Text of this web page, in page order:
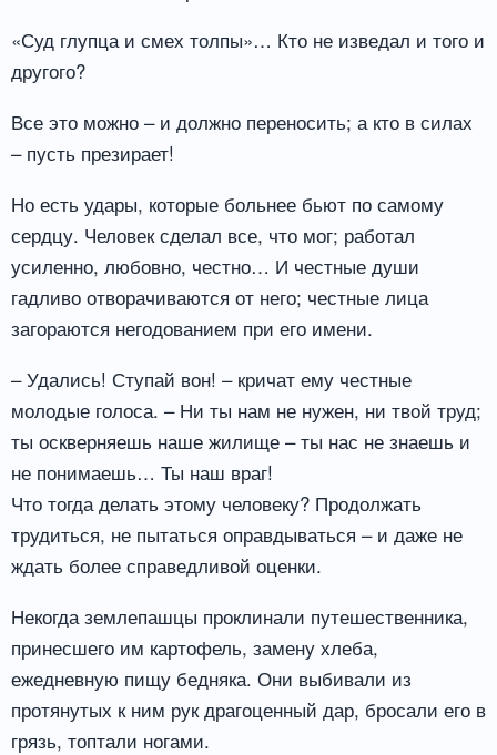
«Суд глупца и смех толпы»… Кто не изведал и того и
другого?
Все это можно – и должно переносить; а кто в силах
– пусть презирает!
Но есть удары, которые больнее бьют по самому
сердцу. Человек сделал все, что мог; работал
усиленно, любовно, честно… И честные души
гадливо отворачиваются от него; честные лица
загораются негодованием при его имени.
– Удались! Ступай вон! – кричат ему честные
молодые голоса. – Ни ты нам не нужен, ни твой труд;
ты оскверняешь наше жилище – ты нас не знаешь и
не понимаешь… Ты наш враг!
Что тогда делать этому человеку? Продолжать
трудиться, не пытаться оправдываться – и даже не
ждать более справедливой оценки.
Некогда землепашцы проклинали путешественника,
принесшего им картофель, замену хлеба,
ежедневную пищу бедняка. Они выбивали из
протянутых к ним рук драгоценный дар, бросали его в
грязь, топтали ногами.